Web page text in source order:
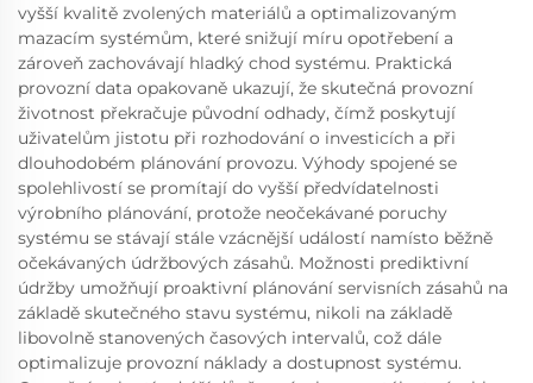
vyšší kvalitě zvolených materiálů a optimalizovaným
mazacím systémům, které snižují míru opotřebení a
zároveň zachovávají hladký chod systému. Praktická
provozní data opakovaně ukazují, že skutečná provozní
životnost překračuje původní odhady, čímž poskytují
uživatelům jistotu při rozhodování o investicích a při
dlouhodobém plánování provozu. Výhody spojené se
spolehlivostí se promítají do vyšší předvídatelnosti
výrobního plánování, protože neočekávané poruchy
systému se stávají stále vzácnější událostí namísto běžně
očekávaných údržbových zásahů. Možnosti prediktivní
údržby umožňují proaktivní plánování servisních zásahů na
základě skutečného stavu systému, nikoli na základě
libovolně stanovených časových intervalů, což dále
optimalizuje provozní náklady a dostupnost systému.